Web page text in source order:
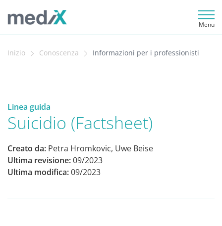
Menu
Inizio Conoscenza Informazioni per i professionisti
Linea guida
Suicidio (Factsheet)
Creato da: Petra Hromkovic, Uwe Beise
Ultima revisione:09/2023
Ultima modifica:09/2023